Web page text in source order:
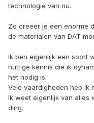
technologie van nu.
Zo creeer je een enorme
de materialen van DAT
Ik ben eigenlijk een soort
nuttige kennis die ik
het nodig is.
Vele vaardigheden heb ik
Ik weet eigenlijk van alles
ding.